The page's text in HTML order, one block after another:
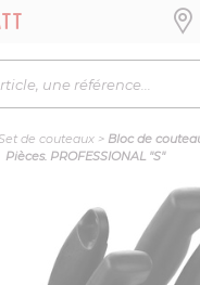
de couteaux > Bloc de
Pièces. PROFESSIONAL "S"